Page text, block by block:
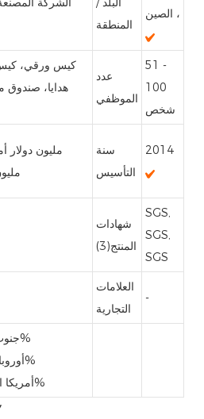
المنطقة
، الصين
كيس ورقي،
هدايا،
عدد
الموظفي
51 -
100
شخص
سنة
التأسيس
2014
شهادات
المنتج(3)
SGS,
SGS,
SGS
العلامات
التجارية
-
23.00%
23.00%
أمريكا20.00%